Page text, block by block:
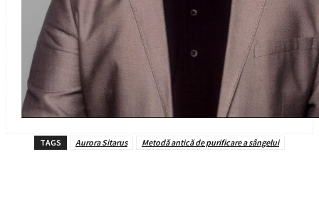
TAGS Aurora Sitarus Metodă antică de purificare a sângelui